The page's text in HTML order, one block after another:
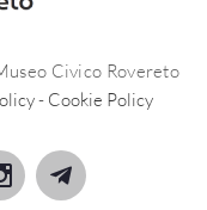
Civico Rovereto
- Cookie Policy